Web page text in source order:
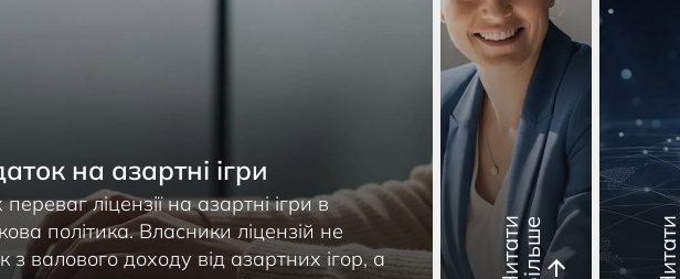
на азартні ігри
ліцензії на азартні ігри в
політика. Власники ліцензій не
з валового доходу від азартних ігор, а
Ч
и
т
а
т
и
б
і
л
ь
ше